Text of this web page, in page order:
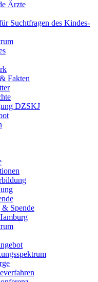
Ärzte
Suchtfragen des Kindes-
Fakten
DZSKJ
& Spende